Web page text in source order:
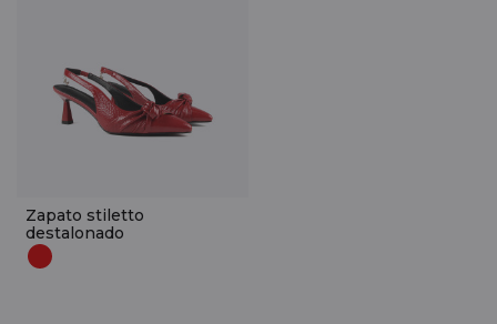
Zapato stiletto
destalonado